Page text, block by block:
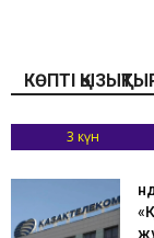
КӨПТІ
3 күн